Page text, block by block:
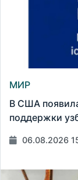
МИР
В США
поддержки
06.08.2026